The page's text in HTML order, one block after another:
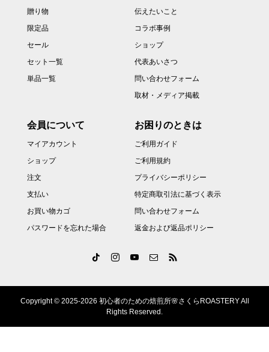
贈り物
限定品
セール
セット一覧
単品一覧
伝えたいこと
コラボ事例
ショップ
代表あいさつ
問い合わせフォーム
取材・メディア掲載
会員について
マイアカウント
ショップ
注文
支払い
お買い物カゴ
パスワードを忘れた場合
お困りのときは
ご利用ガイド
ご利用規約
プライバシーポリシー
特定商取引法に基づく表示
問い合わせフォーム
返金および返品ポリシー
Copyright © 2025-2026 初心者のための焙煎所🌸さくらROASTERY All
Rights Reserved.